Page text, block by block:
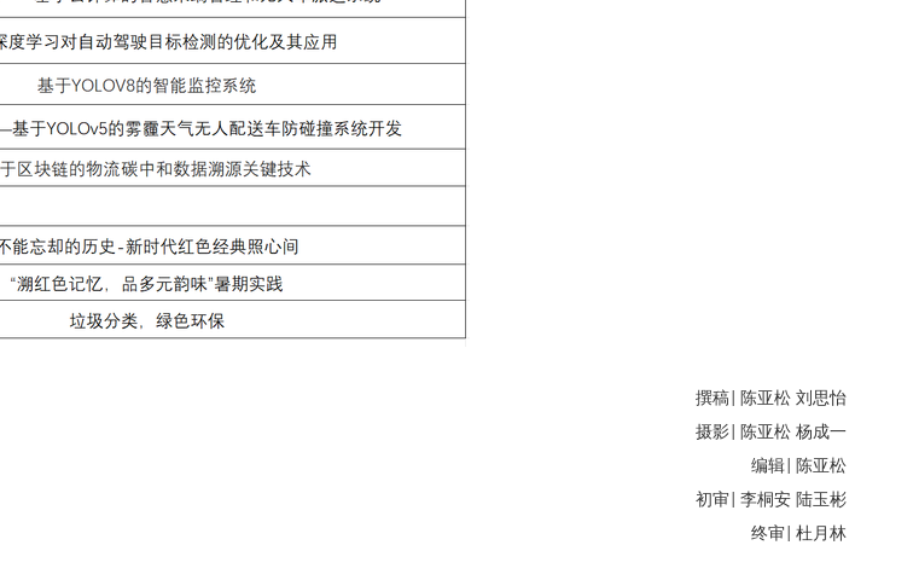
撰稿
陈亚松 刘思怡
摄影
陈亚松 杨成一
编辑
陈亚松
初审 李桐安 陆玉彬
终审 杜月林